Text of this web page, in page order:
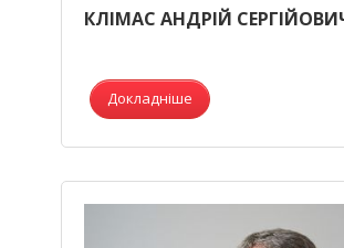
КЛІМАС АНДРІЙ
Докладніше